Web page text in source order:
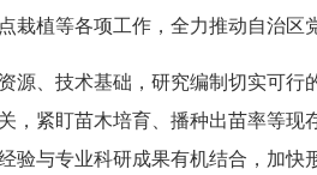
植等各项工作，全力推动自治区
源、技术基础，研究编制切实可
，紧盯苗木培育、播种出苗率等
验与专业科研成果有机结合，加